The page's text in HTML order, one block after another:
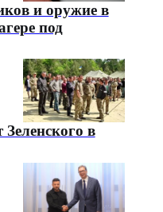
и оружие в
под
в